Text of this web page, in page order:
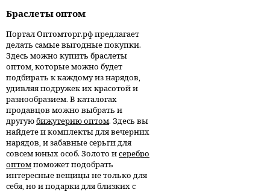
Браслеты оптом
Портал Оптомторг.рф предлагает
делать самые выгодные покупки.
Здесь можно купить браслеты
оптом, которые можно будет
подбирать к каждому из нарядов,
удивляя подружек их красотой и
разнообразием. В каталогах
продавцов можно выбрать и
другую бижутерию оптом. Здесь вы
найдете и комплекты для вечерних
нарядов, и забавные серьги для
совсем юных особ. Золото и серебро
оптом поможет подобрать
интересные вещицы не только для
себя, но и подарки для близких с